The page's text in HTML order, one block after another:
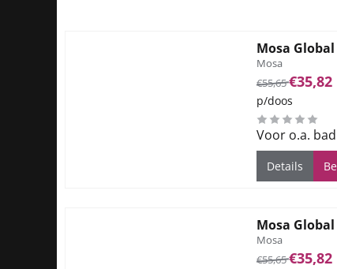
Mosa
Merk:
Mosa
Van 55,65 voor
€55,65€35,82
p/doos
Voor o.a.
Details
Mosa
Merk:
Mosa
Van 55,65 voor
€55,65€35,82